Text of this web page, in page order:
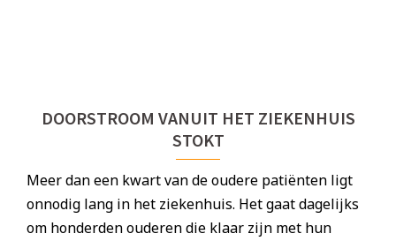
DOORSTROOM VANUIT HET ZIEKENHUIS
STOKT
Meer dan een kwart van de oudere patiënten ligt
onnodig lang in het ziekenhuis. Het gaat dagelijks
om honderden ouderen die klaar zijn met hun